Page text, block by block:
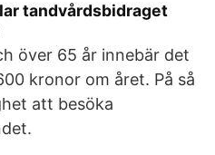
tandvårdsbidraget
över 65 år innebär det
kronor om året. På så
att besöka